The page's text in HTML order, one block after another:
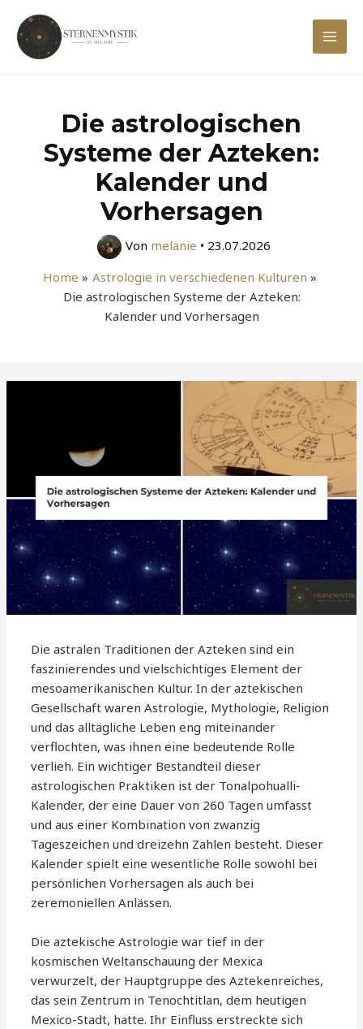
Inhalt
springen
Main
Die astrologischen
Systeme der Azteken:
Kalender und
Vorhersagen
Von melanie • 23.07.2026
Home
Astrologie in verschiedenen Kulturen
Die astrologischen Systeme der Azteken:
Kalender und Vorhersagen
Die astralen Traditionen der Azteken sind ein
faszinierendes und vielschichtiges Element der
mesoamerikanischen Kultur. In der aztekischen
Gesellschaft waren Astrologie, Mythologie, Religion
und das alltägliche Leben eng miteinander
verflochten, was ihnen eine bedeutende Rolle
verlieh. Ein wichtiger Bestandteil dieser
astrologischen Praktiken ist der Tonalpohualli-
Kalender, der eine Dauer von 260 Tagen umfasst
und aus einer Kombination von zwanzig
Tageszeichen und dreizehn Zahlen besteht. Dieser
Kalender spielt eine wesentliche Rolle sowohl bei
persönlichen Vorhersagen als auch bei
zeremoniellen Anlässen.
Die aztekische Astrologie war tief in der
kosmischen Weltanschauung der Mexica
verwurzelt, der Hauptgruppe des Aztekenreiches,
das sein Zentrum in Tenochtitlan, dem heutigen
Mexico-Stadt, hatte. Ihr Einfluss erstreckte sich